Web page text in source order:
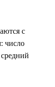
с
число